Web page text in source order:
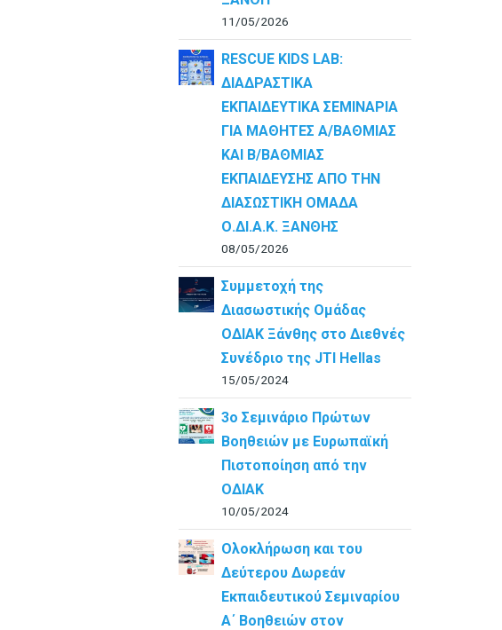
11/05/2026
RESCUE KIDS LAB:
ΔΙAΔΡΑΣΤΙΚΑ
ΕΚΠΑΙΔΕΥΤΙΚΑ ΣΕΜΙΝΑΡΙΑ
ΓΙΑ ΜΑΘΗΤΕΣ Α/ΒΑΘΜΙΑΣ
ΚΑΙ Β/ΒΑΘΜΙΑΣ
ΕΚΠΑΙΔΕΥΣΗΣ ΑΠΟ ΤΗΝ
ΔΙΑΣΩΣΤΙΚΗ ΟΜΑΔΑ
Ο.ΔΙ.Α.Κ. ΞΑΝΘΗΣ
08/05/2026
Συμμετοχή της
Διασωστικής Ομάδας
ΟΔΙΑΚ Ξάνθης στο Διεθνές
Συνέδριο της JTI Hellas
15/05/2024
3ο Σεμινάριο Πρώτων
Βοηθειών με Ευρωπαϊκή
Πιστοποίηση από την
ΟΔΙΑΚ
10/05/2024
Ολοκλήρωση και του
Δεύτερου Δωρεάν
Εκπαιδευτικού Σεμιναρίου
Α΄ Βοηθειών στον